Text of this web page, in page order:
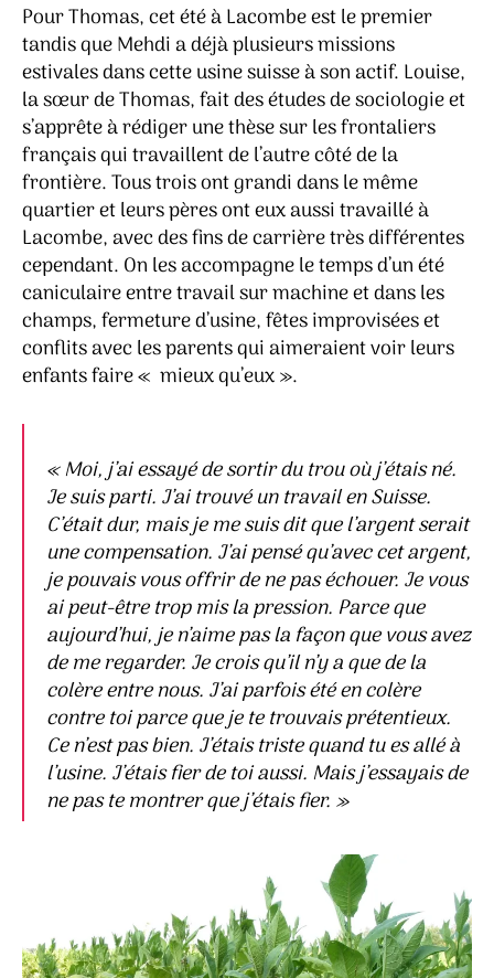
Pour Thomas, cet été à Lacombe est le premier
tandis que Mehdi a déjà plusieurs missions
estivales dans cette usine suisse à son actif. Louise,
la sœur de Thomas, fait des études de sociologie et
s’apprête à rédiger une thèse sur les frontaliers
français qui travaillent de l’autre côté de la
frontière. Tous trois ont grandi dans le même
quartier et leurs pères ont eux aussi travaillé à
Lacombe, avec des fins de carrière très différentes
cependant. On les accompagne le temps d’un été
caniculaire entre travail sur machine et dans les
champs, fermeture d’usine, fêtes improvisées et
conflits avec les parents qui aimeraient voir leurs
enfants faire « mieux qu’eux ».
« Moi, j’ai essayé de sortir du trou où j’étais né.
Je suis parti. J’ai trouvé un travail en Suisse.
C’était dur, mais je me suis dit que l’argent serait
une compensation. J’ai pensé qu’avec cet argent,
je pouvais vous offrir de ne pas échouer. Je vous
ai peut-être trop mis la pression. Parce que
aujourd’hui, je n’aime pas la façon que vous avez
de me regarder. Je crois qu’il n’y a que de la
colère entre nous. J’ai parfois été en colère
contre toi parce que je te trouvais prétentieux.
Ce n’est pas bien. J’étais triste quand tu es allé à
l’usine. J’étais fier de toi aussi. Mais j’essayais de
ne pas te montrer que j’étais fier. »